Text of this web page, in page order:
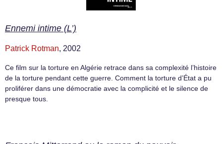
Ennemi intime (L’)
Patrick Rotman, 2002
Ce film sur la torture en Algérie retrace dans sa complexité l’histoire
de la torture pendant cette guerre. Comment la torture d’État a pu
proliférer dans une démocratie avec la complicité et le silence de
presque tous.